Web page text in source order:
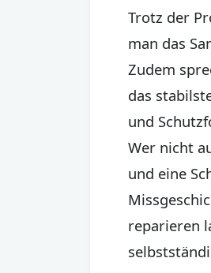
Trotz der
man das
Zudem
das
und
Wer nicht
und eine
reparieren